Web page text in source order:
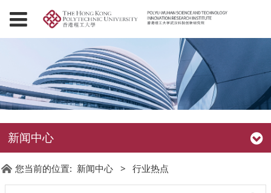
新闻中心
您当前的位置: 新闻中心 > 行业热点